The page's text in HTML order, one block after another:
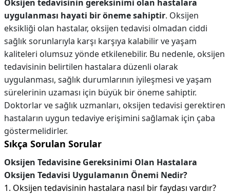
Oksijen tedavisinin gereksinimi olan hastalara
uygulanması hayati bir öneme sahiptir. Oksijen
eksikliği olan hastalar, oksijen tedavisi olmadan ciddi
sağlık sorunlarıyla karşı karşıya kalabilir ve yaşam
kaliteleri olumsuz yönde etkilenebilir. Bu nedenle, oksijen
tedavisinin belirtilen hastalara düzenli olarak
uygulanması, sağlık durumlarının iyileşmesi ve yaşam
sürelerinin uzaması için büyük bir öneme sahiptir.
Doktorlar ve sağlık uzmanları, oksijen tedavisi gerektiren
hastaların uygun tedaviye erişimini sağlamak için çaba
göstermelidirler.
Sıkça Sorulan Sorular
Oksijen Tedavisine Gereksinimi Olan Hastalara
Oksijen Tedavisi Uygulamanın Önemi Nedir?
1. Oksijen tedavisinin hastalara nasıl bir faydası vardır?